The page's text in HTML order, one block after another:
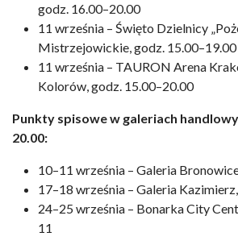
godz. 16.00–20.00
11 września – Święto Dzielnicy
Mistrzejowickie, godz. 15.00–19.00
11 września – TAURON Arena
Kolorów, godz. 15.00–20.00
Punkty spisowe w galeriach
20.00:
10–11 września – Galeria
17–18 września – Galeria
24–25 września – Bonarka City
11